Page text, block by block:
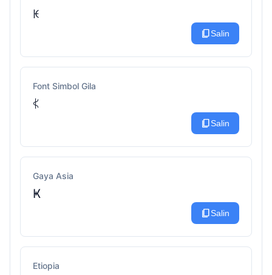
ꀘ
content_copySalin
Font Simbol Gila
𖤰
content_copySalin
Gaya Asia
Ҝ
content_copySalin
Etiopia